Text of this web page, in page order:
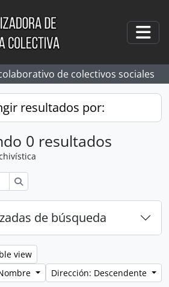
de colectivos sociales
resultados por:
0 resultados
de búsqueda
view
Dirección: Descendente